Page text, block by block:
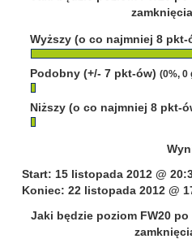
Wyższy (o co najmniej 8
Podobny (+/- 7 pkt-ów) (0%, 0
Niższy (o co najmniej 8 pkt-
Start: 15 listopada 2012 @
Koniec: 22 listopada 2012 @
Jaki będzie poziom FW20